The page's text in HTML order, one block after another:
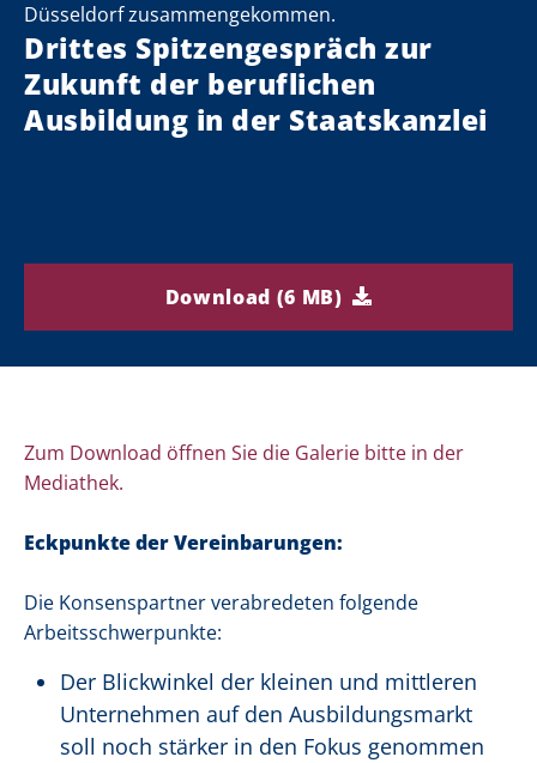
Düsseldorf zusammengekommen.
Drittes Spitzengespräch zur
Zukunft der beruflichen
Ausbildung in der Staatskanzlei
Download (6 MB)
Zum Download öffnen Sie die Galerie bitte in der
Mediathek.
Eckpunkte der Vereinbarungen:
Die Konsenspartner verabredeten folgende
Arbeitsschwerpunkte:
Der Blickwinkel der kleinen und mittleren
Unternehmen auf den Ausbildungsmarkt
soll noch stärker in den Fokus genommen